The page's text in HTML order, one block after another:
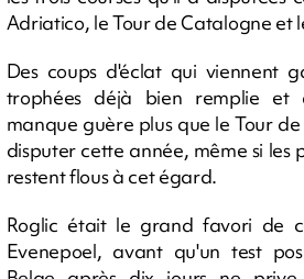
Adriatico, le Tour de Catalogne et
Des coups d'éclat qui viennent
trophées déjà bien remplie et
manque guère plus que le Tour
disputer cette année, même si les
restent flous à cet égard.
Roglic était le grand favori de
Evenepoel, avant qu'un test